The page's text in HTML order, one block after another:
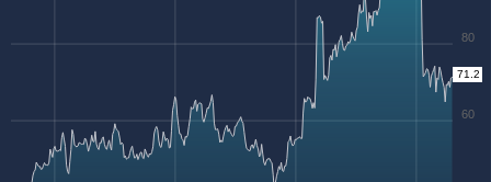
60
80
71.2